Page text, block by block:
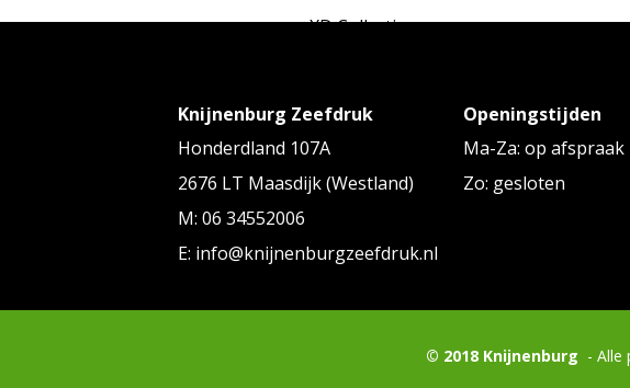
XD Collection
Vanaf€ 10,25tot € 11,58 p/st
Knijnenburg Zeefdruk
Honderdland 107A
2676 LT Maasdijk (Westland)
M: 06 34552006
E: info@knijnenburgzeefdruk.nl
Openingstijden
Ma-Za: op afspraak
Zo: gesloten
© 2018 Knijnenburg - Alle